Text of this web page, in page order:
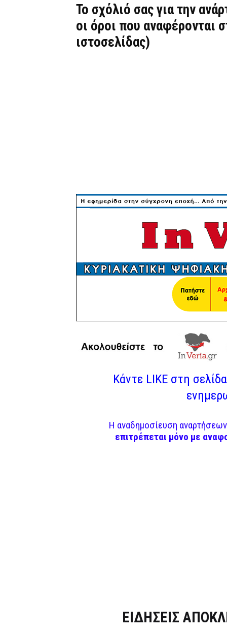
Το σχόλιό σας για την
οι όροι που αναφέρονται
ιστοσελίδας)
Κάντε LIKE στη
Η αναδημοσίευση
επιτρέπεται μόνο με
ΕΙΔΗΣΕΙΣ